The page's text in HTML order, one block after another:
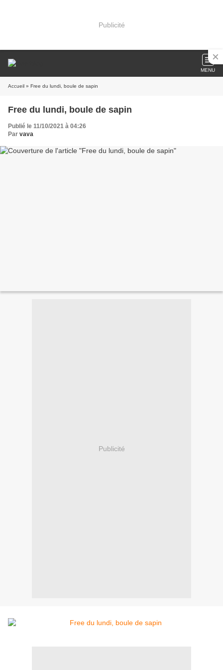
Publicité
MENU
Accueil » Free du lundi, boule de sapin
Free du lundi, boule de sapin
Publié le 11/10/2021 à 04:26
Par vava
Publicité